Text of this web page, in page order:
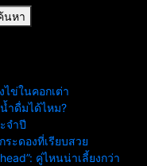
นหา
ไข่ในคอกเต่า
ำดื่มได้ไหม?
จำปี
ะดองที่เรียบสวย
คู่ไหนน่าเลี้ยงกว่า